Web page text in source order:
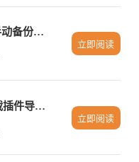
谷歌浏览器怎样手动备份书签数据
立即阅读
Google浏览器下载插件导致浏览器崩溃解决方案
立即阅读